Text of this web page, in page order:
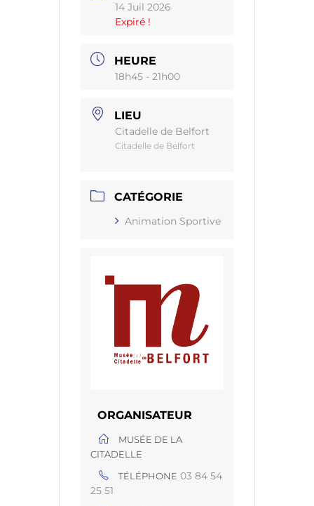
14 Juil 2026
Expiré !
HEURE
18h45 - 21h00
LIEU
Citadelle de Belfort
Citadelle de Belfort
CATÉGORIE
Animation Sportive
ORGANISATEUR
MUSÉE DE LA
CITADELLE
TÉLÉPHONE 03 84 54
25 51